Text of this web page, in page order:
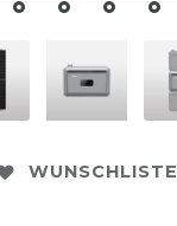
WUNSCHLISTE